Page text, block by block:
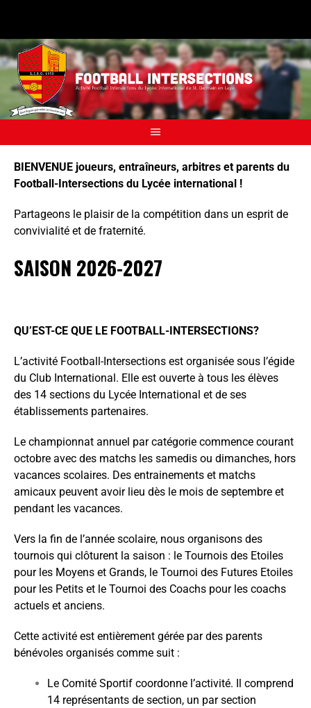
BIENVENUE joueurs, entraîneurs, arbitres et parents du
Football-Intersections du Lycée international !
Partageons le plaisir de la compétition dans un esprit de
convivialité et de fraternité.
SAISON 2026-2027
QU’EST-CE QUE LE FOOTBALL-INTERSECTIONS?
L’activité Football-Intersections est organisée sous l’égide
du Club International. Elle est ouverte à tous les élèves
des 14 sections du Lycée International et de ses
établissements partenaires.
Le championnat annuel par catégorie commence courant
octobre avec des matchs les samedis ou dimanches, hors
vacances scolaires. Des entrainements et matchs
amicaux peuvent avoir lieu dès le mois de septembre et
pendant les vacances.
Vers la fin de l’année scolaire, nous organisons des
tournois qui clôturent la saison : le Tournois des Etoiles
pour les Moyens et Grands, le Tournoi des Futures Etoiles
pour les Petits et le Tournoi des Coachs pour les coachs
actuels et anciens.
Cette activité est entièrement gérée par des parents
bénévoles organisés comme suit :
Le Comité Sportif coordonne l’activité. Il comprend
14 représentants de section, un par section